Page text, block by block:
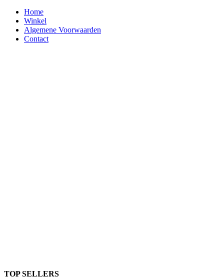
Home
Winkel
Algemene Voorwaarden
Contact
TOP SELLERS